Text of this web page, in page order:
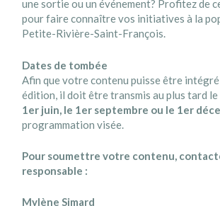
une sortie ou un événement? Profitez de
pour faire connaître vos initiatives à la
Petite-Rivière-Saint-François.
Dates de tombée
Afin que votre contenu puisse être
édition, il doit être transmis au plus tard le
1er juin, le 1er septembre ou le 1er
programmation visée.
Pour soumettre votre contenu,
responsable :
Mylène Simard